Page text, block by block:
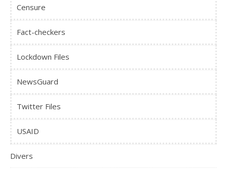
Censure
Fact-checkers
Lockdown Files
NewsGuard
Twitter Files
USAID
Divers